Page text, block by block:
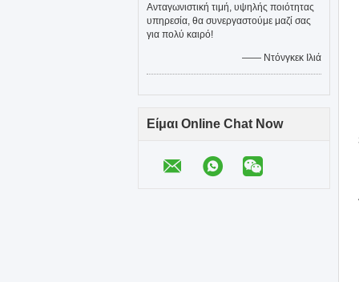
Ανταγωνιστική τιμή, υψηλής ποιότητας
υπηρεσία, θα συνεργαστούμε μαζί σας
για πολύ καιρό!
—— Ντόνγκεκ Ιλιά
Είμαι Online Chat Now